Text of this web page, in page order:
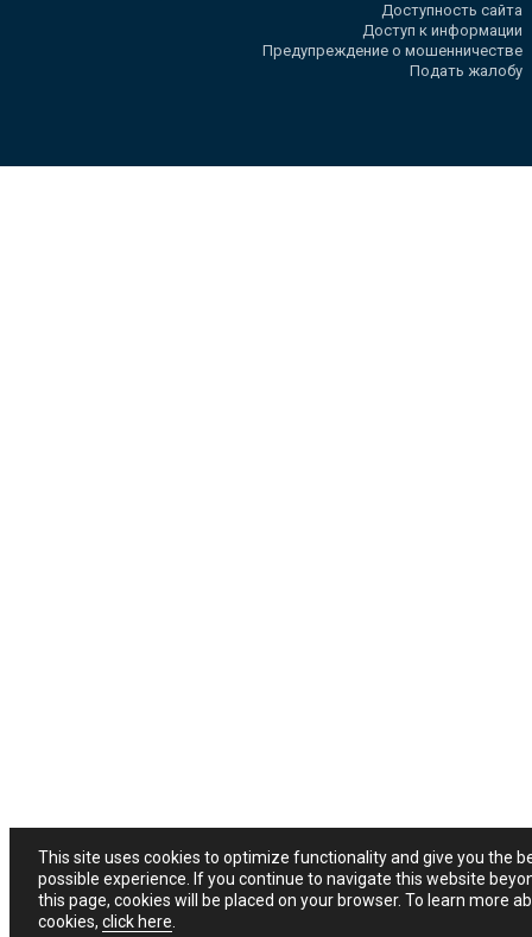
Доступность сайта
Доступ к информации
Предупреждение о мошенничестве
Подать жалобу
This site uses cookies to optimize functionality and give you the
possible experience. If you continue to navigate this website
this page, cookies will be placed on your browser. To learn more
cookies, click here